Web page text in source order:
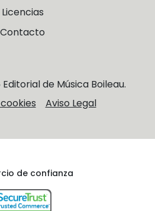
Licencias
Contacto
de Música Boileau.
Aviso Legal
de confianza